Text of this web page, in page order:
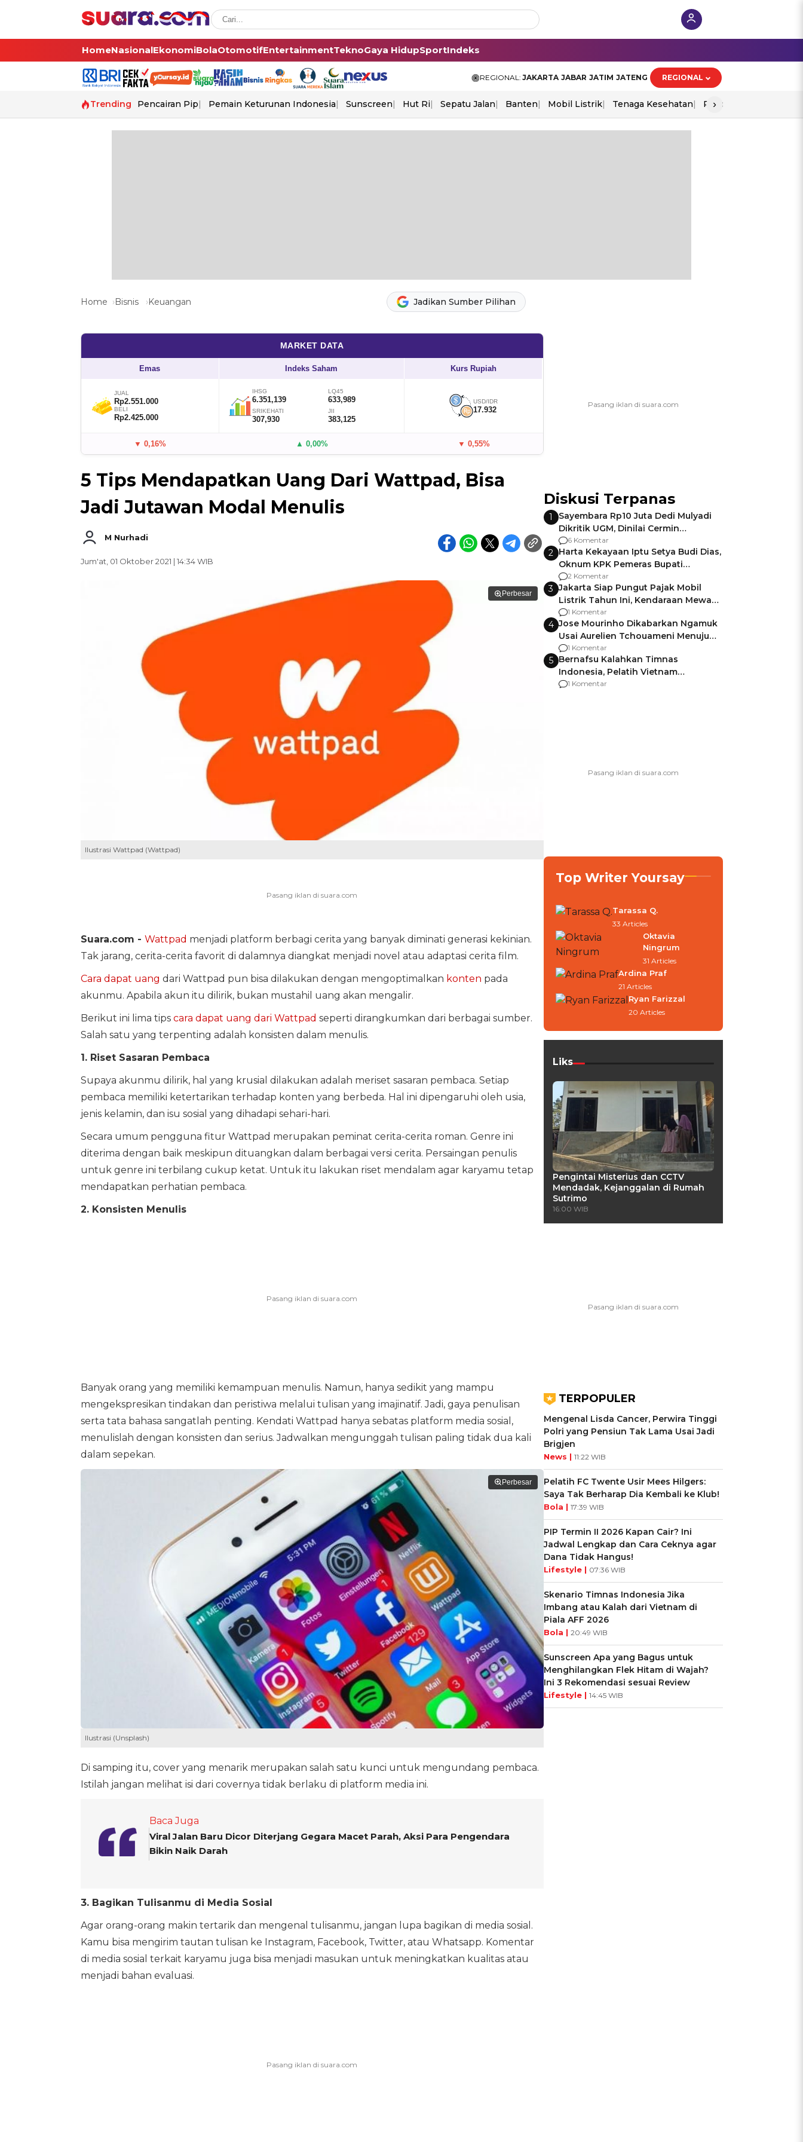
HomeNasionalEkonomiBolaOtomotifEntertainmentTeknoGaya HidupSportIndeks
REGIONAL: JAKARTA JABAR JATIM JATENG REGIONAL
Trending Pencairan Pip Pemain Keturunan Indonesia Sunscreen Hut Ri Sepatu Jalan Banten Mobil Listrik Tenaga Kesehatan Piala Aff 2026
›
Home Bisnis Keuangan Jadikan Sumber Pilihan
MARKET DATA
Emas Indeks Saham Kurs Rupiah
JUAL
Rp2.551.000
BELI
Rp2.425.000
IHSG
6.351,139
LQ45
633,989
SRIKEHATI
307,930
JII
383,125
USD/IDR
17.932
▼ 0,16% ▲ 0,00% ▼ 0,55%
5 Tips Mendapatkan Uang Dari Wattpad, Bisa
Jadi Jutawan Modal Menulis
M Nurhadi
Jum'at, 01 Oktober 2021 | 14:34 WIB
Perbesar
Ilustrasi Wattpad (Wattpad)
Suara.com - Wattpad menjadi platform berbagi cerita yang banyak diminati generasi kekinian.
Tak jarang, cerita-cerita favorit di dalamnya diangkat menjadi novel atau adaptasi cerita film.
Cara dapat uang dari Wattpad pun bisa dilakukan dengan mengoptimalkan konten pada
akunmu. Apabila akun itu dilirik, bukan mustahil uang akan mengalir.
Berikut ini lima tips cara dapat uang dari Wattpad seperti dirangkumkan dari berbagai sumber.
Salah satu yang terpenting adalah konsisten dalam menulis.
1. Riset Sasaran Pembaca
Supaya akunmu dilirik, hal yang krusial dilakukan adalah meriset sasaran pembaca. Setiap
pembaca memiliki ketertarikan terhadap konten yang berbeda. Hal ini dipengaruhi oleh usia,
jenis kelamin, dan isu sosial yang dihadapi sehari-hari.
Secara umum pengguna fitur Wattpad merupakan peminat cerita-cerita roman. Genre ini
diterima dengan baik meskipun dituangkan dalam berbagai versi cerita. Persaingan penulis
untuk genre ini terbilang cukup ketat. Untuk itu lakukan riset mendalam agar karyamu tetap
mendapatkan perhatian pembaca.
2. Konsisten Menulis
Banyak orang yang memiliki kemampuan menulis. Namun, hanya sedikit yang mampu
mengekspresikan tindakan dan peristiwa melalui tulisan yang imajinatif. Jadi, gaya penulisan
serta tata bahasa sangatlah penting. Kendati Wattpad hanya sebatas platform media sosial,
menulislah dengan konsisten dan serius. Jadwalkan mengunggah tulisan paling tidak dua kali
dalam sepekan.
Perbesar
Ilustrasi (Unsplash)
Di samping itu, cover yang menarik merupakan salah satu kunci untuk mengundang pembaca.
Istilah jangan melihat isi dari covernya tidak berlaku di platform media ini.
Baca Juga
Viral Jalan Baru Dicor Diterjang Gegara Macet Parah, Aksi Para Pengendara
Bikin Naik Darah
3. Bagikan Tulisanmu di Media Sosial
Agar orang-orang makin tertarik dan mengenal tulisanmu, jangan lupa bagikan di media sosial.
Kamu bisa mengirim tautan tulisan ke Instagram, Facebook, Twitter, atau Whatsapp. Komentar
di media sosial terkait karyamu juga bisa menjadi masukan untuk meningkatkan kualitas atau
menjadi bahan evaluasi.
Diskusi Terpanas
1
Sayembara Rp10 Juta Dedi Mulyadi
Dikritik UGM, Dinilai Cermin
Gagalnya Negara Jamin Keamanan
6 Komentar
2 Harta Kekayaan Iptu Setya Budi Dias,
Oknum KPK Pemeras Bupati
Pemalang
2 Komentar
3 Jakarta Siap Pungut Pajak Mobil
Listrik Tahun Ini, Kendaraan Mewah
Kena hingga 75% PKB
1 Komentar
4 Jose Mourinho Dikabarkan Ngamuk
Usai Aurelien Tchouameni Menuju
Manchester United
1 Komentar
5 Bernafsu Kalahkan Timnas
Indonesia, Pelatih Vietnam
Berencana Pakai Jimat di Pakansari
1 Komentar
Top Writer Yoursay
Tarassa Q.
33 Articles
Oktavia
Ningrum
31 Articles
Ardina Praf
21 Articles
Ryan Farizzal
20 Articles
Liks
Pengintai Misterius dan CCTV
Mendadak, Kejanggalan di Rumah
Sutrimo
16:00 WIB
TERPOPULER
Mengenal Lisda Cancer, Perwira Tinggi
Polri yang Pensiun Tak Lama Usai Jadi
Brigjen
News | 11:22 WIB
Pelatih FC Twente Usir Mees Hilgers:
Saya Tak Berharap Dia Kembali ke Klub!
Bola | 17:39 WIB
PIP Termin II 2026 Kapan Cair? Ini
Jadwal Lengkap dan Cara Ceknya agar
Dana Tidak Hangus!
Lifestyle | 07:36 WIB
Skenario Timnas Indonesia Jika
Imbang atau Kalah dari Vietnam di
Piala AFF 2026
Bola | 20:49 WIB
Sunscreen Apa yang Bagus untuk
Menghilangkan Flek Hitam di Wajah?
Ini 3 Rekomendasi sesuai Review
Lifestyle | 14:45 WIB